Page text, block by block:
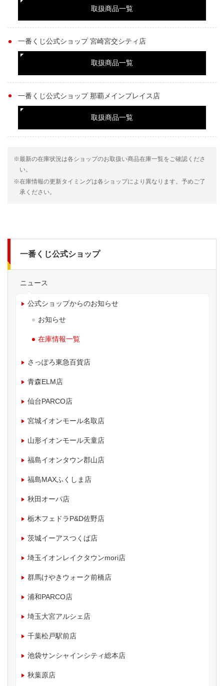
取扱商品一覧
一番くじ公式ショップ 宮崎宮交シティ店
取扱商品一覧
一番くじ公式ショップ 那覇メインプレイス店
取扱商品一覧
※最新の在庫状況は各ショップのお取扱い商品在庫一覧をご確認くださ
い。
※在庫情報の更新タイミングは各ショップにより異なります。予めご了
承ください。
一番くじ公式ショップ
ニュース
公式ショップからのお知らせ
お知らせ
在庫情報一覧
さっぽろ東急百貨店
青森ELM店
仙台PARCO店
宮城イオンモール名取店
山形イオンモール天童店
福島イオンタウン郡山店
福島MAXふくしま店
秋田オーパ店
栃木フェドラP&D佐野店
茨城イーアスつくば店
埼玉イオンレイクタウンmori店
群馬けやきウォーク前橋店
浦和PARCO店
埼玉大宮アルシェ店
千葉松戸駅前店
池袋サンシャインシティ総本店
秋葉原店